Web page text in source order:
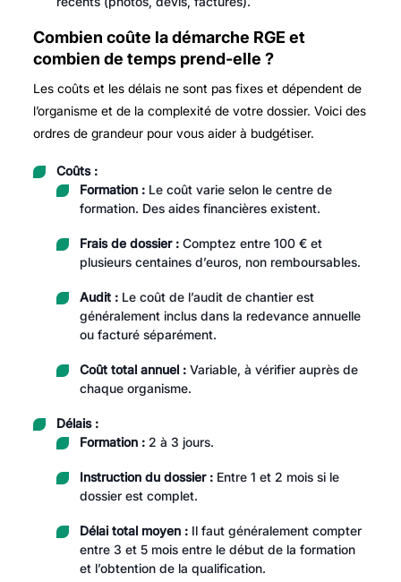
Combien coûte la démarche RGE et
combien de temps prend-elle ?
Les coûts et les délais ne sont pas fixes et dépendent de
l’organisme et de la complexité de votre dossier. Voici des
ordres de grandeur pour vous aider à budgétiser.
Coûts :
Formation :Le coût varie selon le centre de
formation. Des aides financières existent.
Frais de dossier :Comptez entre 100 € et
plusieurs centaines d’euros, non remboursables.
Audit :Le coût de l’audit de chantier est
généralement inclus dans la redevance annuelle
ou facturé séparément.
Coût total annuel :Variable, à vérifier auprès de
chaque organisme.
Délais :
Formation :2 à 3 jours.
Instruction du dossier :Entre 1 et 2 mois si le
dossier est complet.
Délai total moyen :Il faut généralement compter
entre 3 et 5 mois entre le début de la formation
et l’obtention de la qualification.